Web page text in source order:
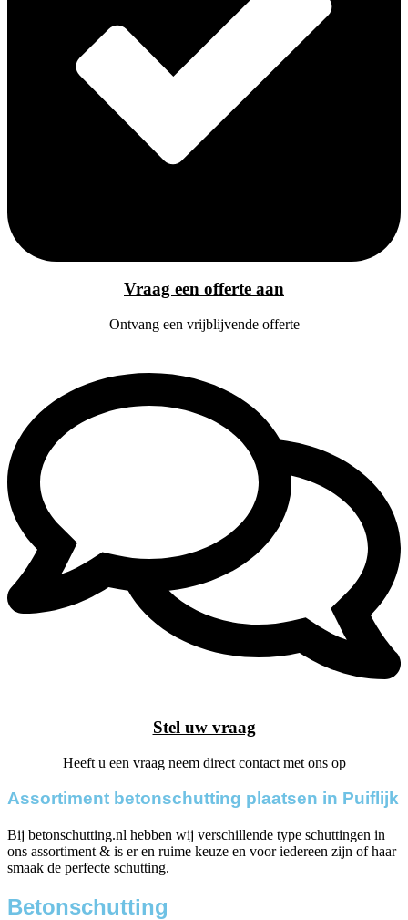
Vraag een offerte aan
Ontvang een vrijblijvende offerte
Stel uw vraag
Heeft u een vraag neem direct contact met ons op
Assortiment betonschutting plaatsen in Puiflijk
Bij betonschutting.nl hebben wij verschillende type schuttingen in
ons assortiment & is er en ruime keuze en voor iedereen zijn of haar
smaak de perfecte schutting.
Betonschutting